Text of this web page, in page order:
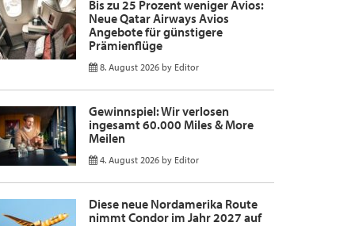
Bis zu 25 Prozent weniger Avios:
Neue Qatar Airways Avios
Angebote für günstigere
Prämienflüge
8. August 2026 by Editor
Gewinnspiel: Wir verlosen
ingesamt 60.000 Miles & More
Meilen
4. August 2026 by Editor
Diese neue Nordamerika Route
nimmt Condor im Jahr 2027 auf